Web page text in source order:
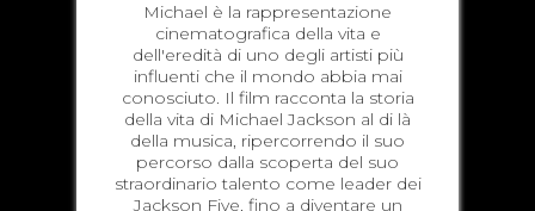
Michael è la rappresentazione
cinematografica della vita e
dell'eredità di uno degli artisti più
influenti che il mondo abbia mai
conosciuto. Il film racconta la storia
della vita di Michael Jackson al di là
della musica, ripercorrendo il suo
percorso dalla scoperta del suo
straordinario talento come leader dei
Jackson Five, fino a diventare un